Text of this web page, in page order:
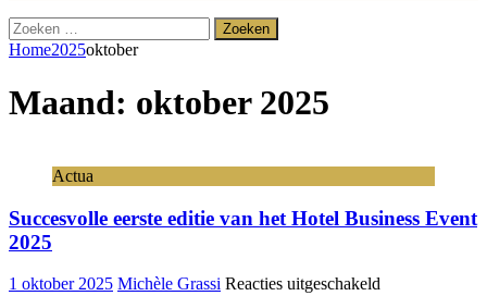
Zoeken
naar:
Home2025oktober
Maand: oktober 2025
Actua
Succesvolle eerste editie van het Hotel Business Event
2025
1 oktober 2025 Michèle Grassi Reacties uitgeschakeld